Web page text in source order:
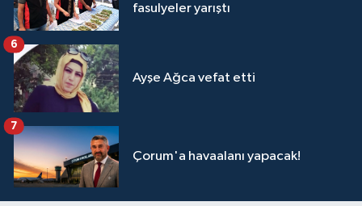
fasulyeler yarıştı
Ayşe Ağca vefat etti
6
Çorum'a havaalanı yapacak!
7